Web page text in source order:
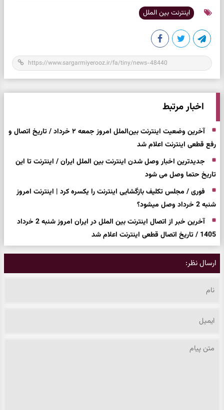
اینترنت بین الملل
اخبار مرتبط
آخرین وضعیت اینترنت بین‌الملل امروز جمعه ۲ خرداد / تاریخ اتصال و
رفع قطعی اینترنت اعلام شد
جدیدترین اخبار وصل شدن اینترنت بین الملل ایران / اینترنت تا این
تاریخ حتما وصل می شود
فوری / مجلس تکلیف بازگشایی اینترنت را یکسره کرد | اینترنت امروز
شنبه 2 خرداد وصل میشود؟
آخرین خبر از اتصال اینترنت بین الملل در ایران امروز شنبه 2 خرداد
1405 / تاریخ اتصال قطعی اینترنت اعلام شد
ارسال نظر: